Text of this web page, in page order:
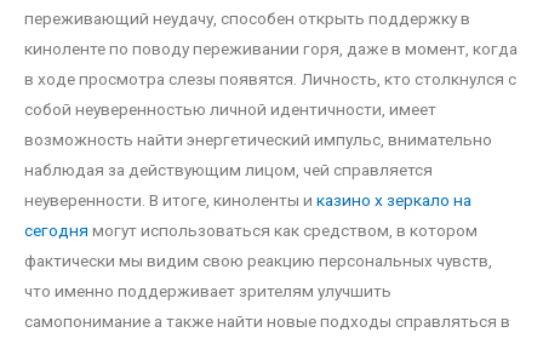
переживающий неудачу, способен открыть поддержку в
киноленте по поводу переживании горя, даже в момент, когда
в ходе просмотра слезы появятся. Личность, кто столкнулся с
собой неуверенностью личной идентичности, имеет
возможность найти энергетический импульс, внимательно
наблюдая за действующим лицом, чей справляется
неуверенности. В итоге, киноленты и казино х зеркало на
сегодня могут использоваться как средством, в котором
фактически мы видим свою реакцию персональных чувств,
что именно поддерживает зрителям улучшить
самопонимание а также найти новые подходы справляться в